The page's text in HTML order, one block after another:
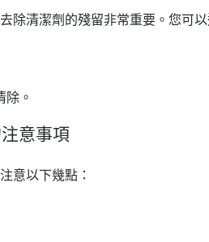
除清潔劑的殘留非常重要。您可以
除。
意事項
意以下幾點：